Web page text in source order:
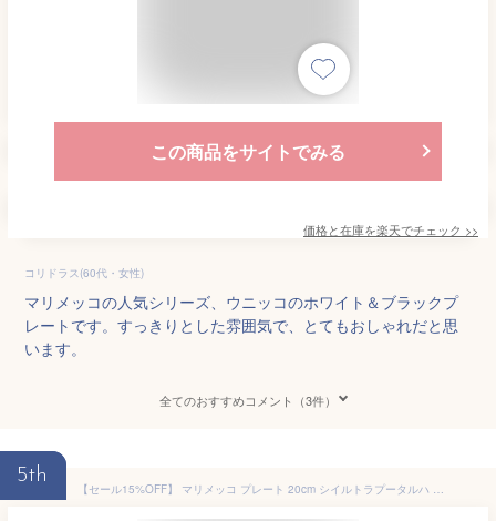
この商品をサイトでみる
価格と在庫を楽天でチェック >>
コリドラス(60代・女性)
マリメッコの人気シリーズ、ウニッコのホワイト＆ブラックプ
レートです。すっきりとした雰囲気で、とてもおしゃれだと思
います。
全てのおすすめコメント（3件）
5th
【セール15%OFF】 マリメッコ プレート 20cm シイルトラプータルハ 絵柄 ホワイト×ブラック (99) marimekko Siirtolapuutarha [68422]